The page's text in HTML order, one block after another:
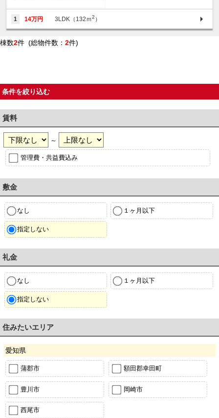
1 14万円 3LDK（132ｍ2 ）
棟数2件 (総物件数： 2件)
条件を絞り込む
賃料
～
管理費・共益費込み
敷金
なし １ヶ月以下
指定しない
礼金
なし １ヶ月以下
指定しない
住みたいエリア
愛知県
蒲郡市 額田郡幸田町
豊川市 岡崎市
西尾市